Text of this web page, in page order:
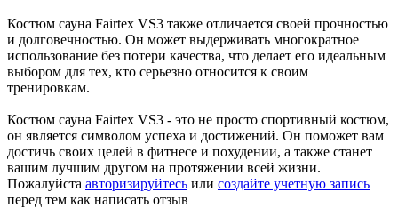
Костюм сауна Fairtex VS3 также отличается своей прочностью
и долговечностью. Он может выдерживать многократное
использование без потери качества, что делает его идеальным
выбором для тех, кто серьезно относится к своим
тренировкам.
Костюм сауна Fairtex VS3 - это не просто спортивный костюм,
он является символом успеха и достижений. Он поможет вам
достичь своих целей в фитнесе и похудении, а также станет
вашим лучшим другом на протяжении всей жизни.
Пожалуйста авторизируйтесь или создайте учетную запись
перед тем как написать отзыв